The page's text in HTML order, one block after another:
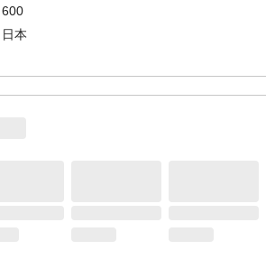
600
日本
フレーム：ポリエチレン（PE）